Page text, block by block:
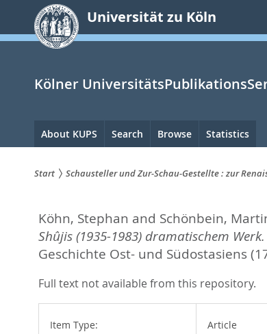
springen
Universität zu Köln
Kölner
Hauptnavigation
About KUPS Search Browse Statistics
sind
hier:
Start Schausteller und Zur-Schau-Gestellte : zur
Köhn, Stephan and Schönbein,
Shûjis (1935-1983) dramatischem Werk.
Geschichte Ost- und Südostasiens
Full text not available from this repository.
Item Type: Article